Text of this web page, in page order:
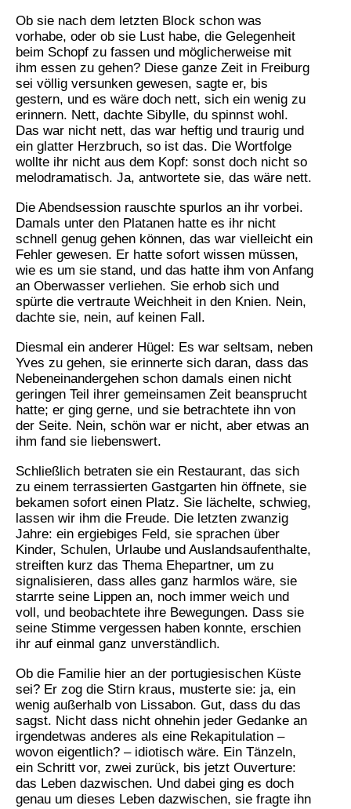
Ob sie nach dem letzten Block schon was
vorhabe, oder ob sie Lust habe, die Gelegenheit
beim Schopf zu fassen und möglicherweise mit
ihm essen zu gehen? Diese ganze Zeit in Freiburg
sei völlig versunken gewesen, sagte er, bis
gestern, und es wäre doch nett, sich ein wenig zu
erinnern. Nett, dachte Sibylle, du spinnst wohl.
Das war nicht nett, das war heftig und traurig und
ein glatter Herzbruch, so ist das. Die Wortfolge
wollte ihr nicht aus dem Kopf: sonst doch nicht so
melodramatisch. Ja, antwortete sie, das wäre nett.
Die Abendsession rauschte spurlos an ihr vorbei.
Damals unter den Platanen hatte es ihr nicht
schnell genug gehen können, das war vielleicht ein
Fehler gewesen. Er hatte sofort wissen müssen,
wie es um sie stand, und das hatte ihm von Anfang
an Oberwasser verliehen. Sie erhob sich und
spürte die vertraute Weichheit in den Knien. Nein,
dachte sie, nein, auf keinen Fall.
Diesmal ein anderer Hügel: Es war seltsam, neben
Yves zu gehen, sie erinnerte sich daran, dass das
Nebeneinandergehen schon damals einen nicht
geringen Teil ihrer gemeinsamen Zeit beansprucht
hatte; er ging gerne, und sie betrachtete ihn von
der Seite. Nein, schön war er nicht, aber etwas an
ihm fand sie liebenswert.
Schließlich betraten sie ein Restaurant, das sich
zu einem terrassierten Gastgarten hin öffnete, sie
bekamen sofort einen Platz. Sie lächelte, schwieg,
lassen wir ihm die Freude. Die letzten zwanzig
Jahre: ein ergiebiges Feld, sie sprachen über
Kinder, Schulen, Urlaube und Auslandsaufenthalte,
streiften kurz das Thema Ehepartner, um zu
signalisieren, dass alles ganz harmlos wäre, sie
starrte seine Lippen an, noch immer weich und
voll, und beobachtete ihre Bewegungen. Dass sie
seine Stimme vergessen haben konnte, erschien
ihr auf einmal ganz unverständlich.
Ob die Familie hier an der portugiesischen Küste
sei? Er zog die Stirn kraus, musterte sie: ja, ein
wenig außerhalb von Lissabon. Gut, dass du das
sagst. Nicht dass nicht ohnehin jeder Gedanke an
irgendetwas anderes als eine Rekapitulation –
wovon eigentlich? – idiotisch wäre. Ein Tänzeln,
ein Schritt vor, zwei zurück, bis jetzt Ouverture:
das Leben dazwischen. Und dabei ging es doch
genau um dieses Leben dazwischen, sie fragte ihn